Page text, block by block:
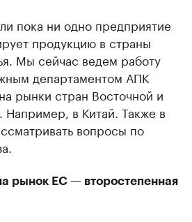
пока ни одно предприятие
продукцию в страны
Мы сейчас ведем работу
департаментом АПК
рынки стран Восточной и
Например, в Китай. Также в
вопросы по
рынок ЕС — второстепенная